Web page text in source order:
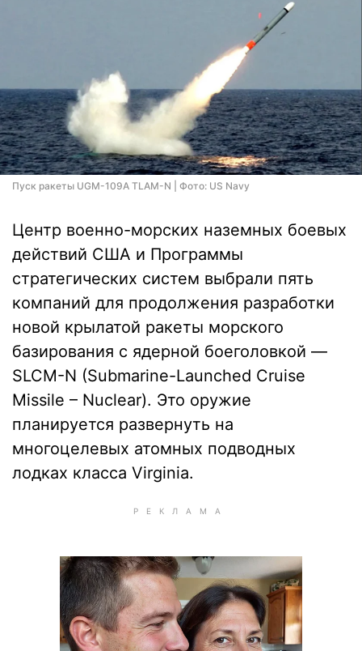
Пуск ракеты UGM-109A TLAM-N | Фото: US Navy
Центр военно-морских наземных боевых
действий США и Программы
стратегических систем выбрали пять
компаний для продолжения разработки
новой крылатой ракеты морского
базирования с ядерной боеголовкой —
SLCM-N (Submarine-Launched Cruise
Missile – Nuclear). Это оружие
планируется развернуть на
многоцелевых атомных подводных
лодках класса Virginia.